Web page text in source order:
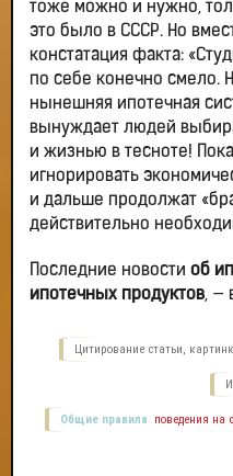
тоже можно и нужно,
это было в СССР. Но
констатация факта:
по себе конечно смело.
нынешняя ипотечная
вынуждает людей
и жизнью в тесноте!
игнорировать
и дальше продолжат
действительно
Последние новости об
ипотечных продуктов, —
Цитирование статьи,
Общие правила поведения на